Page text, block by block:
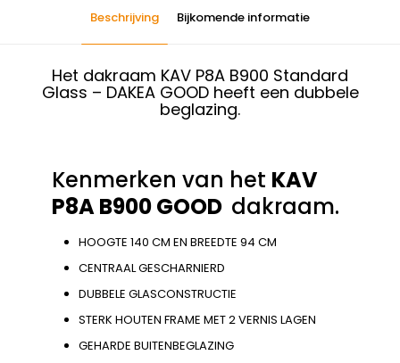
Beschrijving Bijkomende informatie
Het dakraam KAV P8A B900 Standard
Glass – DAKEA GOOD heeft een dubbele
beglazing.
Kenmerken van het KAV
P8A B900 GOOD dakraam.
HOOGTE 140 CM EN BREEDTE 94 CM
CENTRAAL GESCHARNIERD
DUBBELE GLASCONSTRUCTIE
STERK HOUTEN FRAME MET 2 VERNIS LAGEN
GEHARDE BUITENBEGLAZING